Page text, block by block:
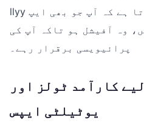
llyy اس بات کو یقینی بناتا ہے کہ آپ جو بھی ایپ
وہ آفیشل ہو تاکہ آپ کی
پرائیویسی برقرار رہے۔
کارآمد ٹولز اور
یوٹیلٹی ایپس